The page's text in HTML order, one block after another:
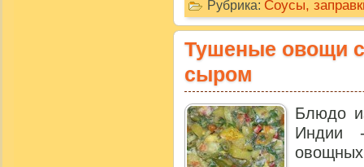
Рубрика: Соусы,
Тушеные овощи
сыром
Блюдо
Индии